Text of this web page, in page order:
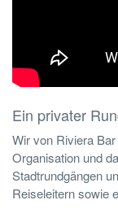
Ein privater
Wir von Riviera
Organisation und
Stadtrundgängen
Reiseleitern sowie